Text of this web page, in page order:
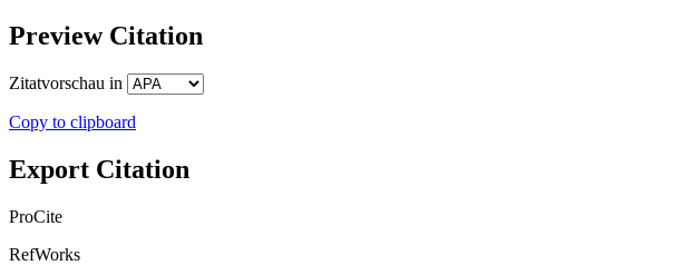
Preview Citation
Zitatvorschau in
Copy to clipboard
Export Citation
ProCite
RefWorks